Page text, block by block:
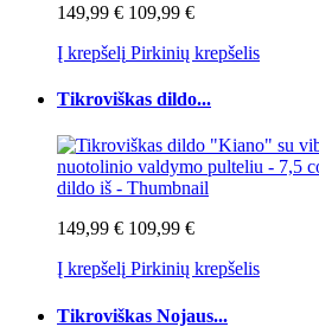
149,99 € 109,99 €
Į krepšelį Pirkinių krepšelis
Tikroviškas dildo...
149,99 € 109,99 €
Į krepšelį Pirkinių krepšelis
Tikroviškas Nojaus...